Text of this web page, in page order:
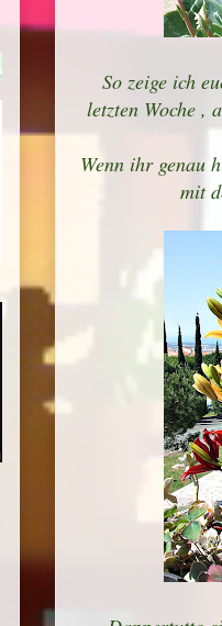
So zeige ich
letzten Woche ,
Wenn ihr genau
mit